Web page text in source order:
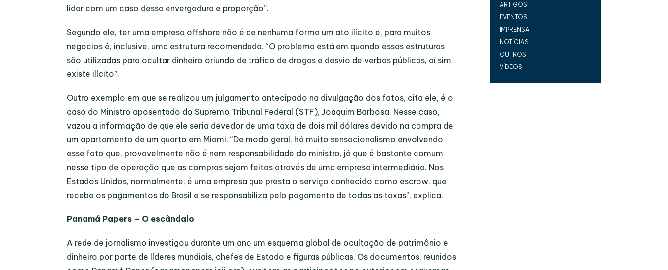
lidar com um caso dessa envergadura e proporção”.
Segundo ele, ter uma empresa offshore não é de nenhuma forma um ato ilícito e, para muitos
negócios é, inclusive, uma estrutura recomendada. “O problema está em quando essas estruturas
são utilizadas para ocultar dinheiro oriundo de tráfico de drogas e desvio de verbas públicas, aí sim
existe ilícito”.
Outro exemplo em que se realizou um julgamento antecipado na divulgação dos fatos, cita ele, é o
caso do Ministro aposentado do Supremo Tribunal Federal (STF), Joaquim Barbosa. Nesse caso,
vazou a informação de que ele seria devedor de uma taxa de dois mil dólares devido na compra de
um apartamento de um quarto em Miami. “De modo geral, há muito sensacionalismo envolvendo
esse fato que, provavelmente não é nem responsabilidade do ministro, já que é bastante comum
nesse tipo de operação que as compras sejam feitas através de uma empresa intermediária. Nos
Estados Unidos, normalmente, é uma empresa que presta o serviço conhecido como escrow, que
recebe os pagamentos do Brasil e se responsabiliza pelo pagamento de todas as taxas”, explica.
Panamá Papers – O escândalo
A rede de jornalismo investigou durante um ano um esquema global de ocultação de patrimônio e
dinheiro por parte de líderes mundiais, chefes de Estado e figuras públicas. Os documentos, reunidos
ARTIGOS
EVENTOS
IMPRENSA
NOTÍCIAS
OUTROS
VÍDEOS